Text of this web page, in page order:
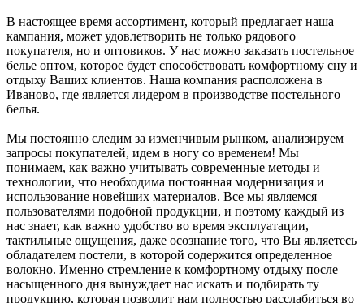
В настоящее время ассортимент, который предлагает наша
кампания, может удовлетворить не только рядового
покупателя, но и оптовиков. У нас можно заказать постельное
белье оптом, которое будет способствовать комфортному сну и
отдыху Ваших клиентов. Наша компания расположена в
Иваново, где является лидером в производстве постельного
белья.
Мы постоянно следим за изменчивым рынком, анализируем
запросы покупателей, идем в ногу со временем! Мы
понимаем, как важно учитывать современные методы и
технологии, что необходима постоянная модернизация и
использование новейших материалов. Все мы являемся
пользователями подобной продукции, и поэтому каждый из
нас знает, как важно удобство во время эксплуатации,
тактильные ощущения, даже осознание того, что Вы являетесь
обладателем постели, в которой содержится определенное
волокно. Именно стремление к комфортному отдыху после
насыщенного дня вынуждает нас искать и подбирать ту
продукцию, которая позволит нам полностью расслабиться во